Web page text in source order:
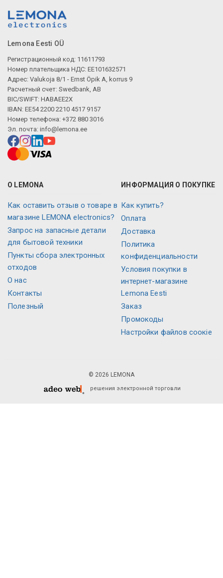
Lemona Eesti OÜ
Регистрационный код: 11611793
Номер плательщика НДС: EE101632571
Адрес: Valukoja 8/1 - Ernst Öpik A, korrus 9
Расчетный счет: Swedbank, AB
BIC/SWIFT: HABAEE2X
IBAN: EE54 2200 2210 4517 9157
Номер телефона: +372 880 3016
Эл. почта: info@lemona.ee
О LEMONA
Как оставить отзыв о товаре в
магазине LEMONA electronics?
Запрос на запасные детали
для бытовой техники
Пункты сбора электронных
отходов
О нас
Контакты
Полезный
ИНФОРМАЦИЯ О ПОКУПКЕ
Как купить?
Оплата
Доставка
Политика
конфиденциальности
Условия покупки в
интернет-магазине
Lemona Eesti
Заказ
Промокоды
Настройки файлов соокіе
© 2026 LEMONA
решения электронной торговли